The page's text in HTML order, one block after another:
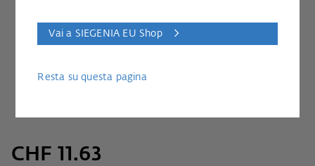
CHF 11.63
Vai a SIEGENIA EU Shop
Resta su questa pagina